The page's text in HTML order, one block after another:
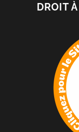
DROIT